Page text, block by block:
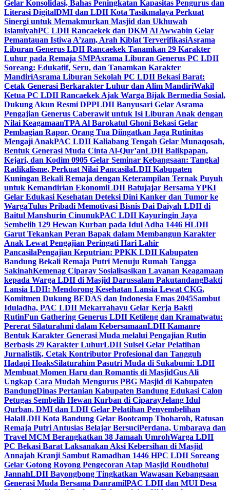
Gelar Konsolidasi, Bahas Peningkatan Kapasitas Pengurus dan
Literasi DigitalDMI dan LDII Kota Tasikmalaya Perkuat
Sinergi untuk Memakmurkan Masjid dan Ukhuwah
IslamiyahPC LDII Rancaekek dan DKM Al Awwabin Gelar
Pemantauan Istiwa A’zam, Arah Kiblat TerverifikasiAsrama
Liburan Generus LDII Rancaekek Tanamkan 29 Karakter
Luhur pada Remaja SMPAsrama Liburan Generus PC LDII
Soreang: Edukatif, Seru, dan Tanamkan Karakter
MandiriAsrama Liburan Sekolah PC LDII Bekasi Barat:
Cetak Generasi Berkarakter Luhur dan Alim MandiriWakil
Ketua PC LDII Rancaekek Ajak Warga Bijak Bermedia Sosial,
Dukung Akun Resmi DPPLDII Banyusari Gelar Asrama
Pengajian Generus Caberawit untuk Isi Liburan Anak dengan
Nilai KeagamaanTPA Al Barokatul Ghoni Bekasi Gelar
Pembagian Rapor, Orang Tua Diingatkan Jaga Rutinitas
Mengaji AnakPAC LDII Kaliabang Tengah Gelar Munaqosah,
Bentuk Generasi Muda Cinta Al-Qur’anLDII Balikpapan,
Kejari, dan Kodim 0905 Gelar Seminar Kebangsaan: Tangkal
Radikalisme, Perkuat Nilai PancasilaLDII Kabupaten
Kuningan Bekali Remaja dengan Keterampilan Ternak Puyuh
untuk Kemandirian EkonomiLDII Batujajar Bersama YPKI
Gelar Edukasi Kesehatan Deteksi Dini Kanker dan Tumor ke
WargaTulus Pribadi Memotivasi Bisnis Dai Daiyah LDII di
Baitul Manshurin CinunukPAC LDII Kayuringin Jaya
Sembelih 129 Hewan Kurban pada Idul Adha 1446 HLDII
Garut Tekankan Peran Bapak dalam Membangun Karakter
Anak Lewat Pengajian Peringati Hari Lahir
PancasilaPengajian Keputrian: PPKK LDII Kabupaten
Bandung Bekali Remaja Putri Menuju Rumah Tangga
SakinahKemenag Ciparay Sosialisasikan Layanan Keagamaan
kepada Warga LDII di Masjid Darussalam PakutandangBakti
Lansia LDII: Mendorong Kesehatan Lansia Lewat CKG,
Komitmen Dukung BEDAS dan Indonesia Emas 2045Sambut
Iduladha, PAC LDII Mekarrahayu Gelar Kerja Bakti
RutinFun Gathering Generus LDII Ketileng dan Kramatwatu:
Pererat Silaturahmi dalam KebersamaanLDII Kamanre
Bentuk Karakter Generasi Muda melalui Pengajian Rutin
Berbasis 29 Karakter LuhurLDII Sulsel Gelar Pelatihan
Jurnalistik, Cetak Kontributor Profesional dan Tangguh
Hadapi HoaksSilaturahim Pasutri Muda di Sukabumi: LDII
Membuat Momen Haru dan Romantis di MasjidGus Ali
Ungkap Cara Mudah Mengurus PBG Masjid di Kabupaten
BandungDinas Pertanian Kabupaten Bandung Edukasi Calon
Petugas Sembelih Hewan Kurban di CiparayJelang Idul
Qurban, DMI dan LDII Gelar Pelatihan Penyembelihan
HalalLDII Kota Bandung Gelar Bootcamp Thoharoh, Ratusan
Remaja Putri Antusias Belajar BersuciPerdana, Umbaraya dan
Travel MCM Berangkatkan 38 Jamaah UmrohWarga LDII
PC Bekasi Barat Laksanakan Aksi Kebersihan di Masjid
Annajah Kranji Sambut Ramadhan 1446 HPC LDII Soreang
Gelar Gotong Royong Pengecoran Atap Masjid Roudhotul
JannahLDII Bayongbong Tingkatkan Wawasan Kebangsaan
Generasi Muda Bersama DanramilPAC LDII dan MUI Desa